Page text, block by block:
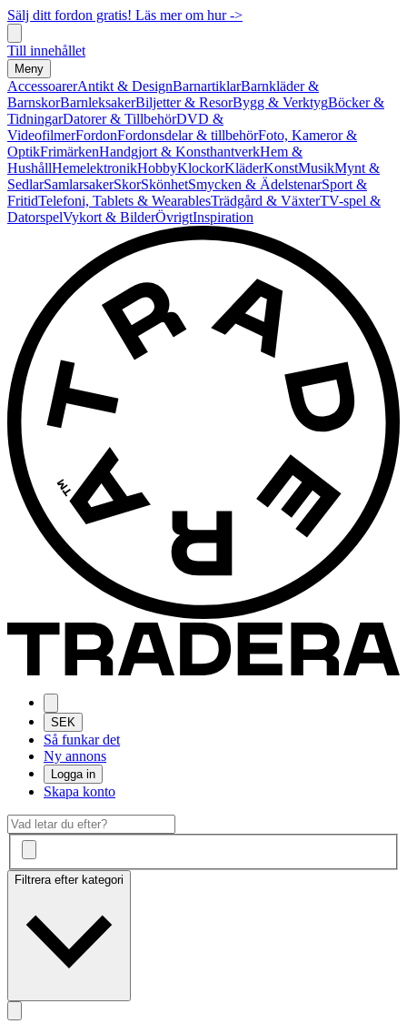
Sälj ditt fordon gratis! Läs mer om hur ->
Till innehållet
Meny
AccessoarerAntikt & DesignBarnartiklarBarnkläder &
BarnskorBarnleksakerBiljetter & ResorBygg & VerktygBöcker &
TidningarDatorer & TillbehörDVD &
VideofilmerFordonFordonsdelar & tillbehörFoto, Kameror &
OptikFrimärkenHandgjort & KonsthantverkHem &
HushållHemelektronikHobbyKlockorKläderKonstMusikMynt &
SedlarSamlarsakerSkorSkönhetSmycken & ÄdelstenarSport &
FritidTelefoni, Tablets & WearablesTrädgård & VäxterTV-spel &
DatorspelVykort & BilderÖvrigtInspiration
SEK
Så funkar det
Ny annons
Logga in
Skapa konto
Filtrera efter kategori